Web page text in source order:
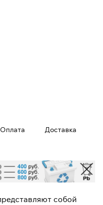
Оплата Доставка
собой